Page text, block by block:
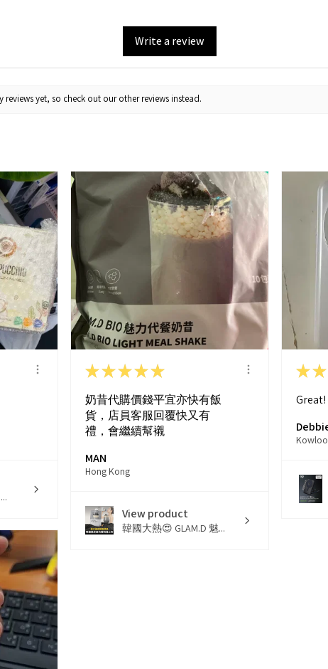
Write a review
yet, so check out our other reviews instead.
★★★★★
奶昔代購價錢平宜亦快有飯
貨，店員客服回覆快又有
禮，會繼續幫襯
MAN
Hong Kong
View product
韓國大熱😍 GLAM.D 魅...
★★
Great!